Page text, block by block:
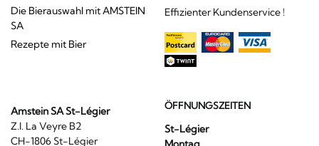
Die Bierauswahl mit AMSTEIN
SA
Rezepte mit Bier
Effizienter Kundenservice !
Amstein SA St-Légier
Z.I. La Veyre B2
CH-1806 St-Légier
ÖFFNUNGSZEITEN
St-Légier